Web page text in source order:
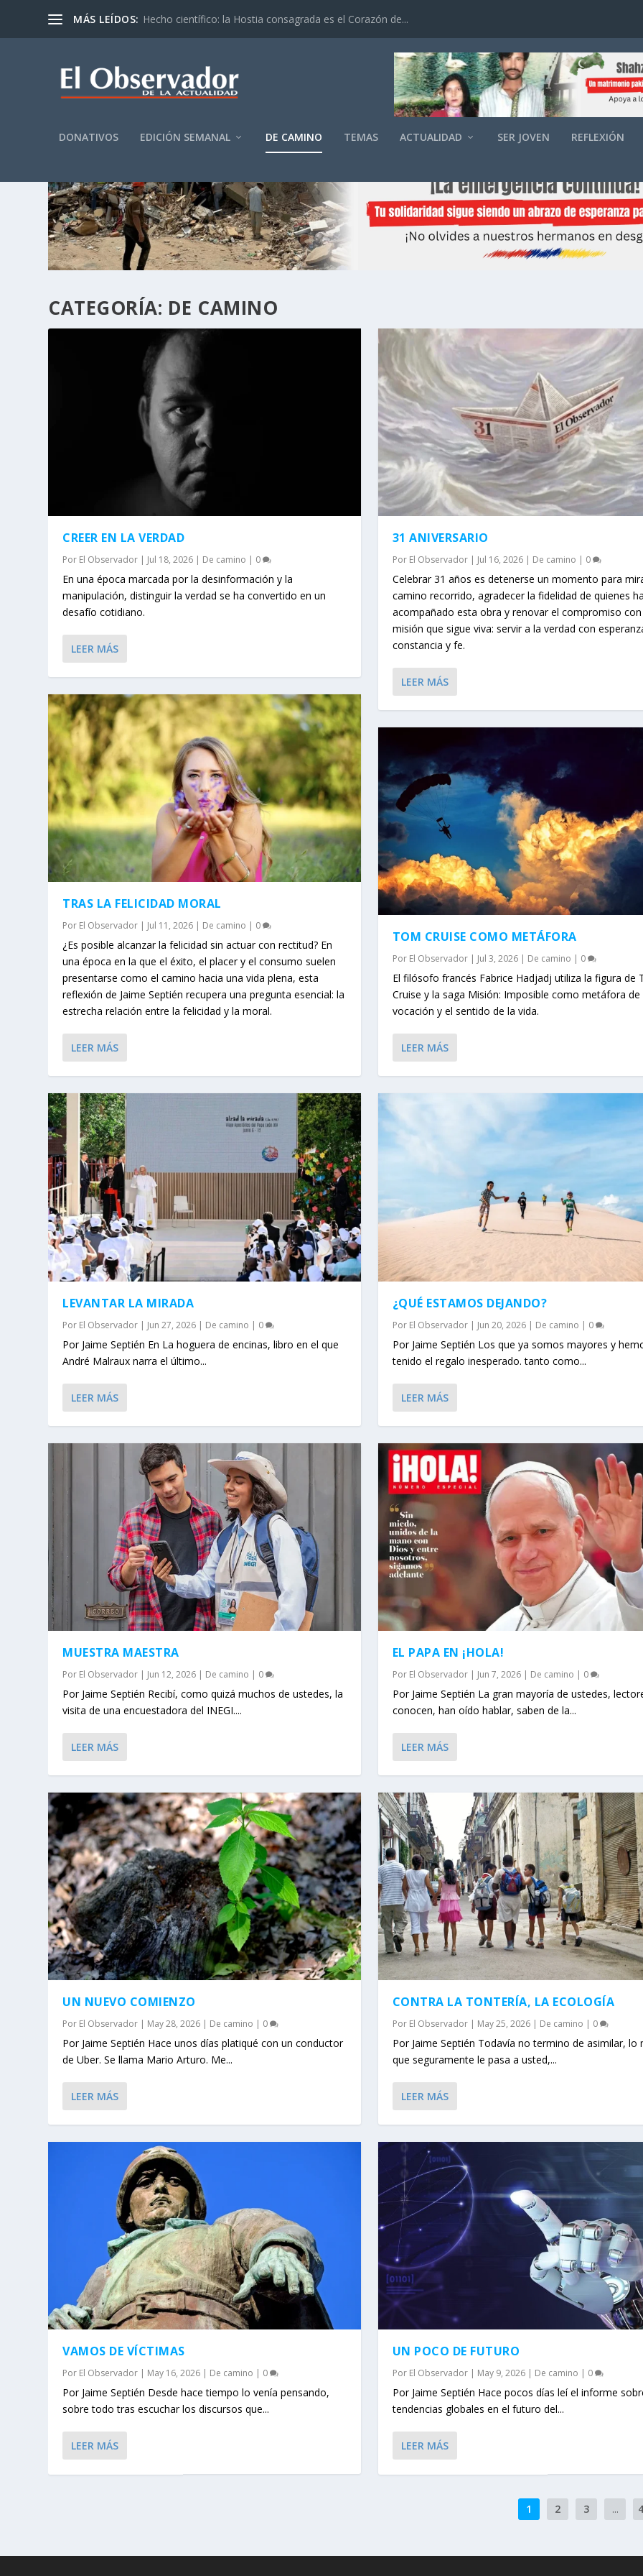
MÁS LEÍDOS: Hecho científico: la Hostia consagrada es el Corazón de...
DONATIVOS EDICIÓN SEMANAL DE CAMINO TEMAS ACTUALIDAD SER JOVEN REFLEXIÓN
CATEGORÍA: DE CAMINO
CREER EN LA VERDAD
Por El Observador | Jul 18, 2026 | De camino | 0
En una época marcada por la desinformación y la
manipulación, distinguir la verdad se ha convertido en un
desafío cotidiano.
LEER MÁS
TRAS LA FELICIDAD MORAL
Por El Observador Jul 11, 2026 De camino 0
¿Es posible alcanzar la felicidad sin actuar con rectitud? En
una época en la que el éxito, el placer y el consumo suelen
presentarse como el camino hacia una vida plena, esta
reflexión de Jaime Septién recupera una pregunta esencial: la
estrecha relación entre la felicidad y la moral.
LEER MÁS
LEVANTAR LA MIRADA
Por El Observador | Jun 27, 2026 | De camino | 0
Por Jaime Septién En La hoguera de encinas, libro en el que
André Malraux narra el último...
LEER MÁS
MUESTRA MAESTRA
Por El Observador | Jun 12, 2026 | De camino | 0
Por Jaime Septién Recibí, como quizá muchos de ustedes, la
visita de una encuestadora del INEGI....
LEER MÁS
UN NUEVO COMIENZO
Por El Observador | May 28, 2026 | De camino | 0
Por Jaime Septién Hace unos días platiqué con un conductor
de Uber. Se llama Mario Arturo. Me...
LEER MÁS
VAMOS DE VÍCTIMAS
Por El Observador | May 16, 2026 | De camino | 0
Por Jaime Septién Desde hace tiempo lo venía pensando,
sobre todo tras escuchar los discursos que...
LEER MÁS
31 ANIVERSARIO
Por El Observador| Jul 16, 2026| De camino | 0
Celebrar 31 años es detenerse un momento para
camino recorrido, agradecer la fidelidad de quienes
acompañado esta obra y renovar el compromiso
misión que sigue viva: servir a la verdad con
constancia y fe.
LEER MÁS
TOM CRUISE COMO METÁFORA
Por El Observador| Jul 3, 2026| De camino 0
El filósofo francés Fabrice Hadjadj utiliza la figura de
Cruise y la saga Misión: Imposible como metáfora de
vocación y el sentido de la vida.
LEER MÁS
¿QUÉ ESTAMOS DEJANDO?
Por El Observador| Jun 20, 2026| De camino | 0
Por Jaime Septién Los que ya somos mayores y
tenido el regalo inesperado. tanto como...
LEER MÁS
EL PAPA EN ¡HOLA!
Por El Observador| Jun 7, 2026| De camino | 0
Por Jaime Septién La gran mayoría de ustedes,
conocen, han oído hablar, saben de la...
LEER MÁS
CONTRA LA TONTERÍA, LA ECOLOGÍA
Por El Observador| May 25, 2026| De camino | 0
Por Jaime Septién Todavía no termino de asimilar, lo
que seguramente le pasa a usted,...
LEER MÁS
UN POCO DE FUTURO
Por El Observador| May 9, 2026| De camino | 0
Por Jaime Septién Hace pocos días leí el informe
tendencias globales en el futuro del...
LEER MÁS
1 2 3 ...